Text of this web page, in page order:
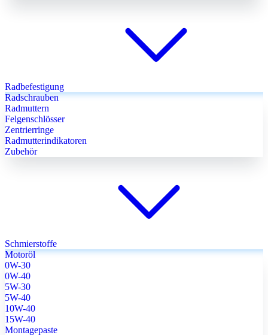
Radbefestigung
Radschrauben
Radmuttern
Felgenschlösser
Zentrierringe
Radmutterindikatoren
Zubehör
Schmierstoffe
Motoröl
0W-30
0W-40
5W-30
5W-40
10W-40
15W-40
Montagepaste